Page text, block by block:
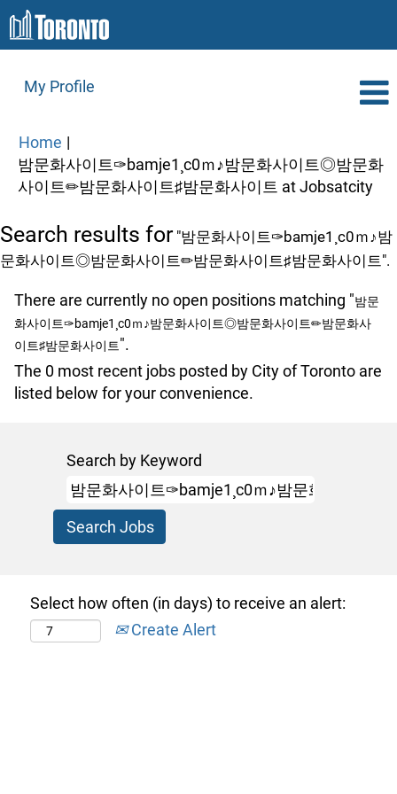
My Profile
Home |
밤문화사이트✑bamje1¸c0ｍ♪밤문화사이트◎밤문화
사이트✏밤문화사이트♯밤문화사이트 at Jobsatcity
Search results for"밤문화사이트✑bamje1¸c0ｍ♪밤
문화사이트◎밤문화사이트✏밤문화사이트♯밤문화사이트".
There are currently no open positions matching "밤문
화사이트✑bamje1¸c0ｍ♪밤문화사이트◎밤문화사이트✏밤문화사
이트♯밤문화사이트".
The 0 most recent jobs posted by City of Toronto are
listed below for your convenience.
Search by Keyword
Select how often (in days) to receive an alert:
Create Alert